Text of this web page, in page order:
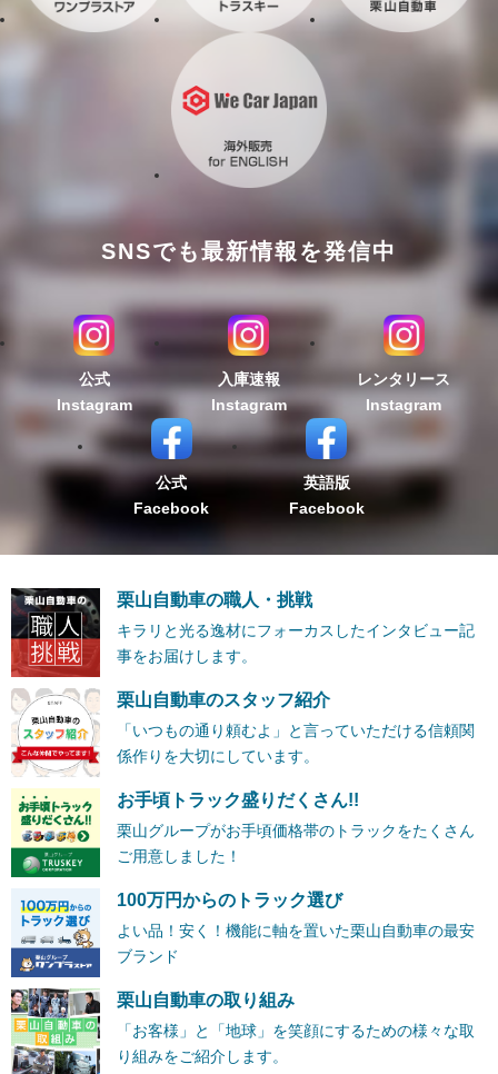
SNSでも最新情報を発信中
公式
Instagram
入庫速報
Instagram
レンタリース
Instagram
公式
Facebook
英語版
Facebook
栗山自動車の職人・挑戦
キラリと光る逸材にフォーカスしたインタビュー記
事をお届けします。
栗山自動車のスタッフ紹介
「いつもの通り頼むよ」と言っていただける信頼関
係作りを大切にしています。
お手頃トラック盛りだくさん!!
栗山グループがお手頃価格帯のトラックをたくさん
ご用意しました！
100万円からのトラック選び
よい品！安く！機能に軸を置いた栗山自動車の最安
ブランド
栗山自動車の取り組み
「お客様」と「地球」を笑顔にするための様々な取
り組みをご紹介します。